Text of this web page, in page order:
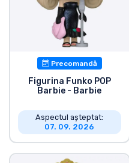
Precomandă
Figurina Funko POP
Barbie - Barbie
Aspectul așteptat:
07. 09. 2026